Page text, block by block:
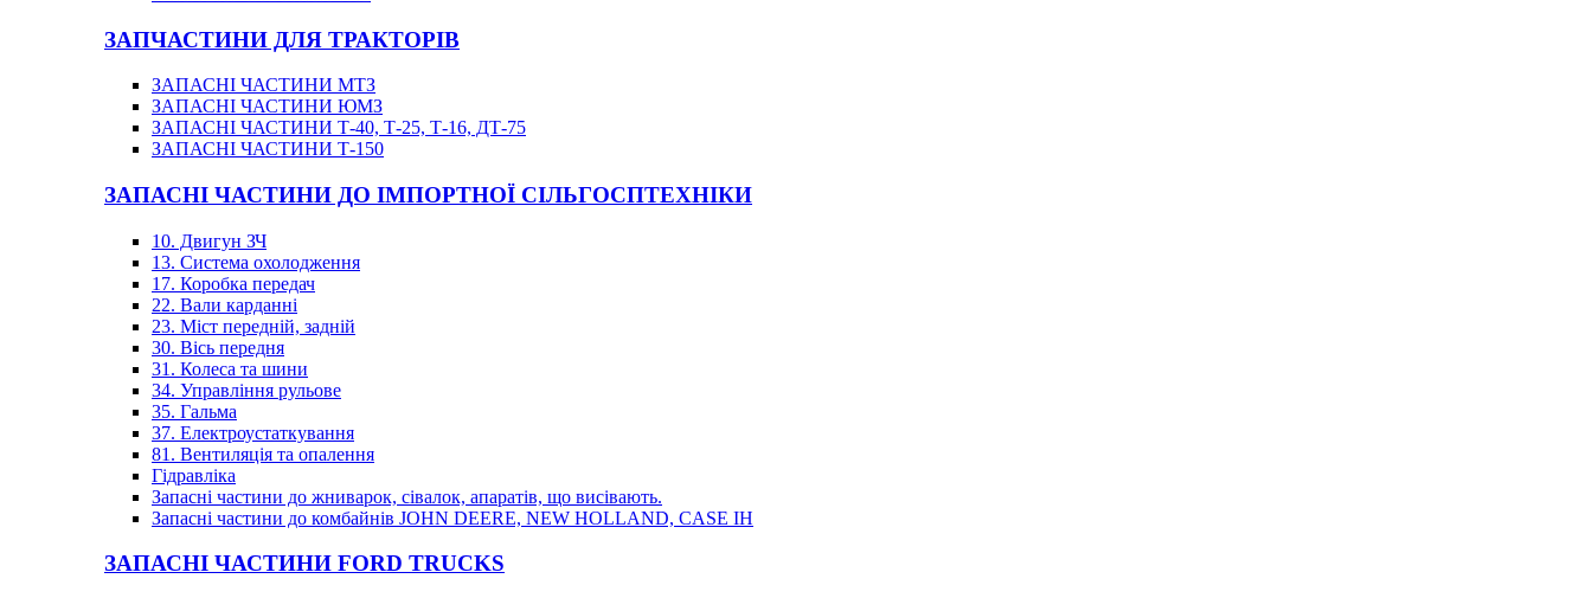
ЗАПЧАСТИНИ ДЛЯ ТРАКТОРІВ
ЗАПАСНІ ЧАСТИНИ МТЗ
ЗАПАСНІ ЧАСТИНИ ЮМЗ
ЗАПАСНІ ЧАСТИНИ Т-40, Т-25, Т-16, ДТ-75
ЗАПАСНІ ЧАСТИНИ Т-150
ЗАПАСНІ ЧАСТИНИ ДО ІМПОРТНОЇ СІЛЬГОСПТЕХНІКИ
10. Двигун ЗЧ
13. Система охолодження
17. Коробка передач
22. Вали карданні
23. Міст передній, задній
30. Вісь передня
31. Колеса та шини
34. Управління рульове
35. Гальма
37. Електроустаткування
81. Вентиляція та опалення
Гідравліка
Запасні частини до жниварок, сівалок, апаратів, що висівають.
Запасні частини до комбайнів JOHN DEERE, NEW HOLLAND, CASE IH
ЗАПАСНІ ЧАСТИНИ FORD TRUCKS